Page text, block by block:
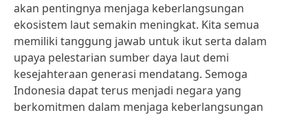
akan pentingnya menjaga keberlangsungan
ekosistem laut semakin meningkat. Kita semua
memiliki tanggung jawab untuk ikut serta dalam
upaya pelestarian sumber daya laut demi
kesejahteraan generasi mendatang. Semoga
Indonesia dapat terus menjadi negara yang
berkomitmen dalam menjaga keberlangsungan